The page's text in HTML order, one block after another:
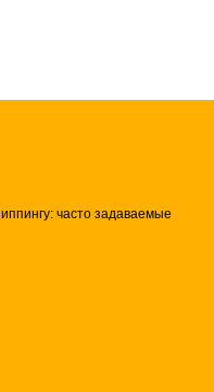
часто задаваемые